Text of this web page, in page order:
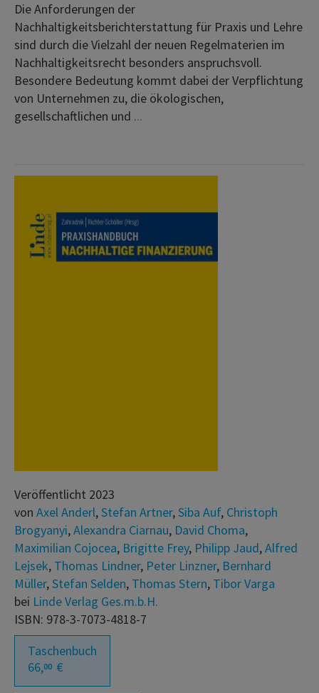
Die Anforderungen der
Nachhaltigkeitsberichterstattung für Praxis und Lehre
sind durch die Vielzahl der neuen Regelmaterien im
Nachhaltigkeitsrecht besonders anspruchsvoll.
Besondere Bedeutung kommt dabei der Verpflichtung
von Unternehmen zu, die ökologischen,
gesellschaftlichen und ...
Veröffentlicht 2023
von Axel Anderl,Stefan Artner,Siba Auf, Christoph
Brogyanyi,Alexandra Ciarnau, David Choma,
Maximilian Cojocea, Brigitte Frey, Philipp Jaud,Alfred
Lejsek, Thomas Lindner, Peter Linzner, Bernhard
Müller,Stefan Selden, Thomas Stern, Tibor Varga
bei Linde Verlag Ges.m.b.H.
ISBN: 978-3-7073-4818-7
Taschenbuch
66,00 €